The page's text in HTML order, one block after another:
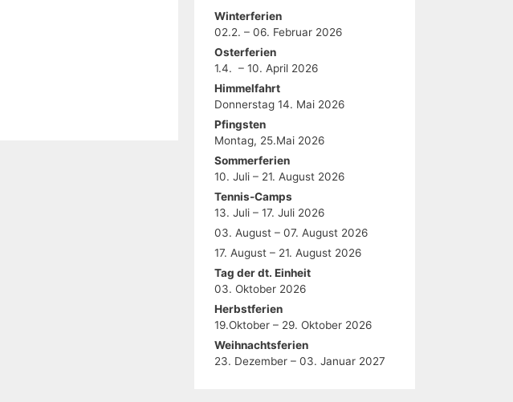
Winterferien
02.2. – 06. Februar 2026
Osterferien
1.4. – 10. April 2026
Himmelfahrt
Donnerstag 14. Mai 2026
Pfingsten
Montag, 25.Mai 2026
Sommerferien
10. Juli – 21. August 2026
Tennis-Camps
13. Juli – 17. Juli 2026
03. August – 07. August 2026
17. August – 21. August 2026
Tag der dt. Einheit
03. Oktober 2026
Herbstferien
19.Oktober – 29. Oktober 2026
Weihnachtsferien
23. Dezember – 03. Januar 2027